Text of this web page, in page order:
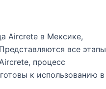
Aircrete в Мексике,
все этапы
процесс
к использованию в